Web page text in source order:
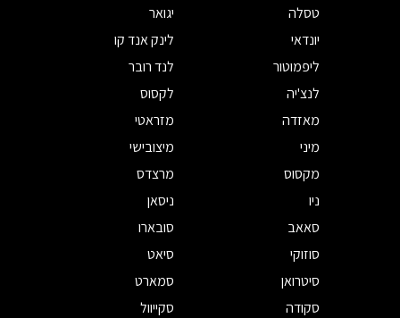
טסלה
יגואר
יונדאי
לינק אנד קו
ליפמוטור
לנד רובר
לנצ'יה
לקסוס
מאזדה
מזראטי
מיני
מיצובישי
מקסוס
מרצדס
ניו
ניסאן
סאאב
סובארו
סוזוקי
סיאט
סיטרואן
סמארט
סקודה
סקייוול